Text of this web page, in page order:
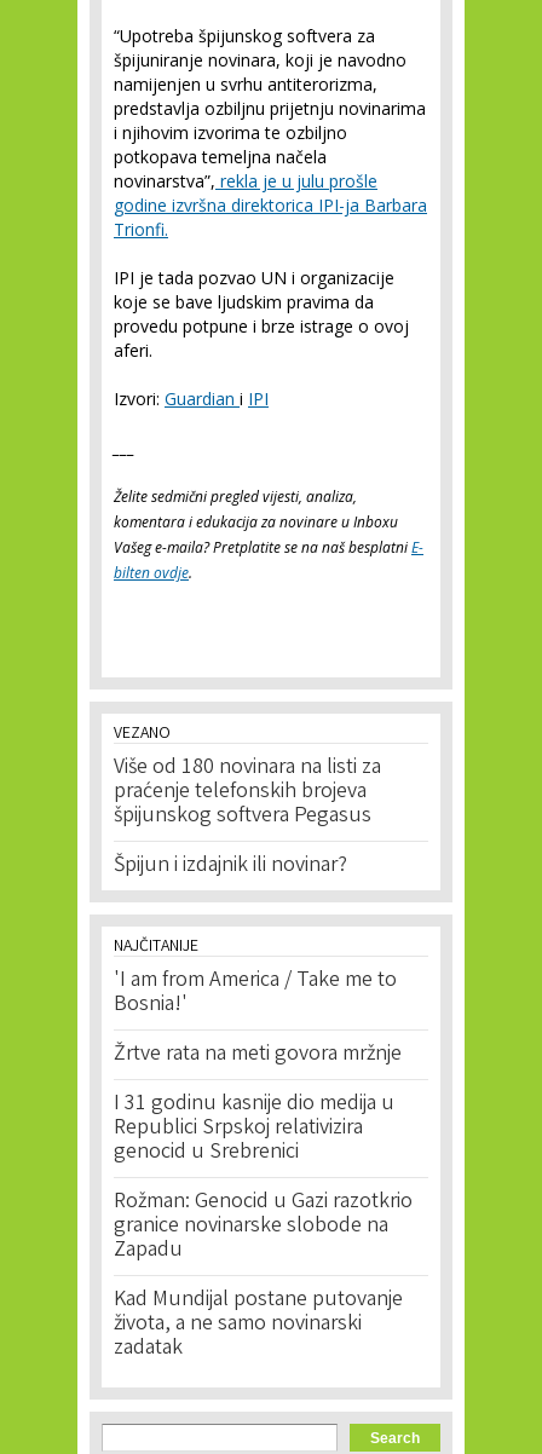
“Upotreba špijunskog softvera za
špijuniranje novinara, koji je navodno
namijenjen u svrhu antiterorizma,
predstavlja ozbiljnu prijetnju novinarima
i njihovim izvorima te ozbiljno
potkopava temeljna načela
novinarstva”, rekla je u julu prošle
godine izvršna direktorica IPI-ja Barbara
Trionfi.
IPI je tada pozvao UN i organizacije
koje se bave ljudskim pravima da
provedu potpune i brze istrage o ovoj
aferi.
Izvori: Guardian i IPI
Želite sedmični pregled vijesti, analiza,
komentara i edukacija za novinare u Inboxu
Vašeg e-maila? Pretplatite se na naš besplatniE-
bilten ovdje.
VEZANO
Više od 180 novinara na listi za
praćenje telefonskih brojeva
špijunskog softvera Pegasus
Špijun i izdajnik ili novinar?
NAJČITANIJE
'I am from America / Take me to
Bosnia!'
Žrtve rata na meti govora mržnje
I 31 godinu kasnije dio medija u
Republici Srpskoj relativizira
genocid u Srebrenici
Rožman: Genocid u Gazi razotkrio
granice novinarske slobode na
Zapadu
Kad Mundijal postane putovanje
života, a ne samo novinarski
zadatak
Search form
Search